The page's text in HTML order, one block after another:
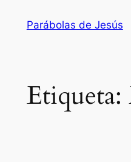
Parábolas de Jesús
Etiqueta: